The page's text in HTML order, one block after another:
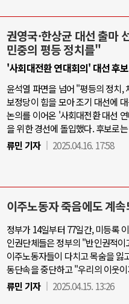
권영국·한상균 대선 출마
민중의 평등 정치를"
'사회대전환 연대회의' 대선 후
윤석열 파면을 넘어 "평등의 정치,
보정당이 힘을 모아 조기 대선에
논의를 이어온 '사회대전환 대선
을 위한 경선에 돌입했다. 후보로
류민 기자
2025.04.16. 17:58
이주노동자 죽음에도 계
정부가 14일부터 77일간, 미등록
인권단체들은 정부의 "반인권적
이주노동자들이 다치고 목숨을
동단속을 중단하고 "우리의 이웃
류민 기자
2025.04.15. 13:26